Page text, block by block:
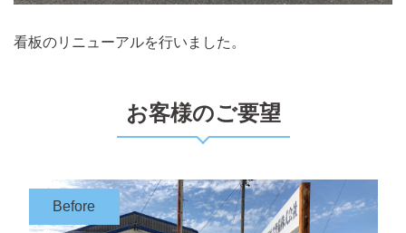
看板のリニューアルを行いました。
お客様のご要望